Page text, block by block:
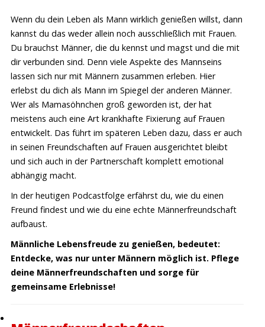
Wenn du dein Leben als Mann wirklich genießen willst, dann
kannst du das weder allein noch ausschließlich mit Frauen.
Du brauchst Männer, die du kennst und magst und die mit
dir verbunden sind. Denn viele Aspekte des Mannseins
lassen sich nur mit Männern zusammen erleben. Hier
erlebst du dich als Mann im Spiegel der anderen Männer.
Wer als Mamasöhnchen groß geworden ist, der hat
meistens auch eine Art krankhafte Fixierung auf Frauen
entwickelt. Das führt im späteren Leben dazu, dass er auch
in seinen Freundschaften auf Frauen ausgerichtet bleibt
und sich auch in der Partnerschaft komplett emotional
abhängig macht.
In der heutigen Podcastfolge erfährst du, wie du einen
Freund findest und wie du eine echte Männerfreundschaft
aufbaust.
Männliche Lebensfreude zu genießen, bedeutet:
Entdecke, was nur unter Männern möglich ist. Pflege
deine Männerfreundschaften und sorge für
gemeinsame Erlebnisse!